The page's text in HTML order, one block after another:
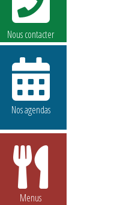
Nous contacter
Nos agendas
Menus